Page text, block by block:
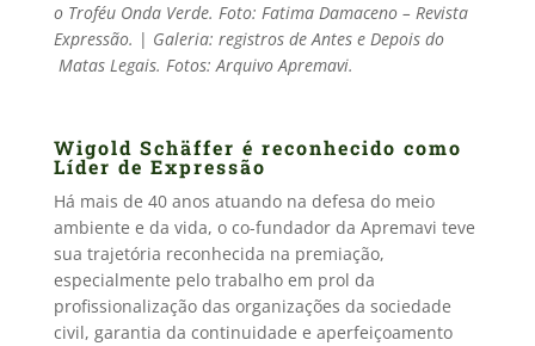
o Troféu Onda Verde. Foto: Fatima Damaceno – Revista
Expressão. | Galeria: registros de Antes e Depois do
Matas Legais. Fotos: Arquivo Apremavi.
Wigold Schäffer é reconhecido como
Líder de Expressão
Há mais de 40 anos atuando na defesa do meio
ambiente e da vida, o co-fundador da Apremavi teve
sua trajetória reconhecida na premiação,
especialmente pelo trabalho em prol da
profissionalização das organizações da sociedade
civil, garantia da continuidade e aperfeiçoamento